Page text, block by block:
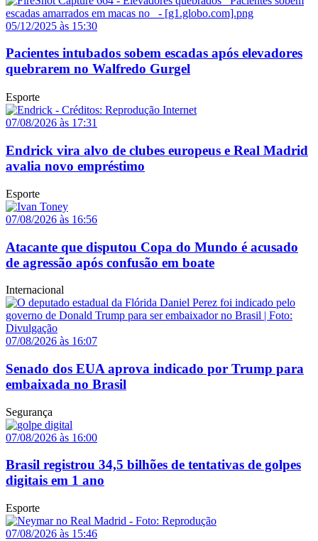
05/12/2025 às 15:30
Pacientes intubados sobem escadas após elevadores
quebrarem no Walfredo Gurgel
Esporte
07/08/2026 às 17:31
Endrick vira alvo de clubes europeus e Real Madrid
avalia novo empréstimo
Esporte
07/08/2026 às 16:56
Atacante que disputou Copa do Mundo é acusado
de agressão após confusão em boate
Internacional
07/08/2026 às 16:07
Senado dos EUA aprova indicado por Trump para
embaixada no Brasil
Segurança
07/08/2026 às 16:00
Brasil registrou 34,5 bilhões de tentativas de golpes
digitais em 1 ano
Esporte
07/08/2026 às 15:46